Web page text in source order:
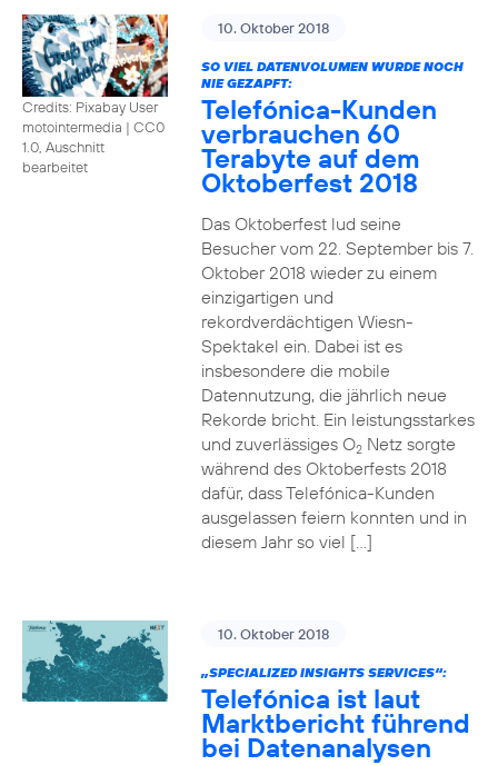
Credits: Pixabay User
motointermedia | CC0
1.0, Auschnitt
bearbeitet
10. Oktober 2018
SO VIEL DATENVOLUMEN WURDE NOCH
NIE GEZAPFT:
Telefónica-Kunden
verbrauchen 60
Terabyte auf dem
Oktoberfest 2018
Das Oktoberfest lud seine
Besucher vom 22. September bis 7.
Oktober 2018 wieder zu einem
einzigartigen und
rekordverdächtigen Wiesn-
Spektakel ein. Dabei ist es
insbesondere die mobile
Datennutzung, die jährlich neue
Rekorde bricht. Ein leistungsstarkes
und zuverlässiges O2Netz sorgte
während des Oktoberfests 2018
dafür, dass Telefónica-Kunden
ausgelassen feiern konnten und in
diesem Jahr so viel […]
10. Oktober 2018
„SPECIALIZED INSIGHTS SERVICES“:
Telefónica ist laut
Marktbericht führend
bei Datenanalysen